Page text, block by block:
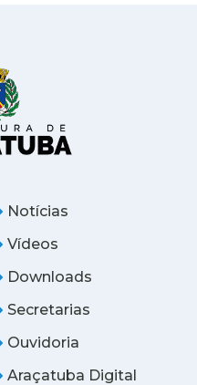
Notícias
Vídeos
Downloads
Secretarias
Ouvidoria
Araçatuba Digital